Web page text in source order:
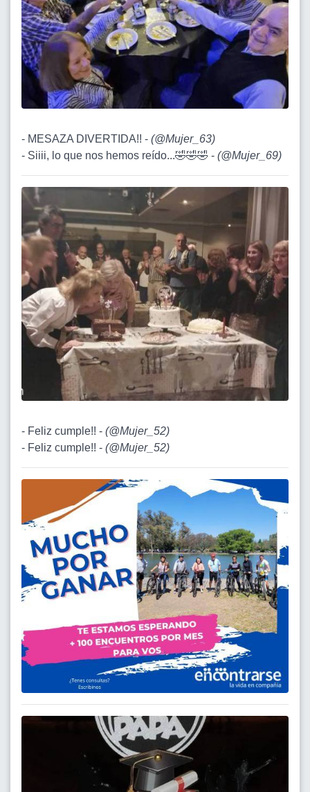
- MESAZA DIVERTIDA!! - (@Mujer_63)
- Siiii, lo que nos hemos reído...🤣🤣🤣 - (@Mujer_69)
- Feliz cumple!! - (@Mujer_52)
- Feliz cumple!! - (@Mujer_52)